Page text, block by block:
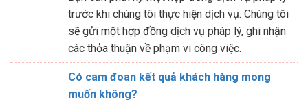
trước khi chúng tôi thực hiện dịch vụ. Chúng tôi
sẽ gửi một hợp đồng dịch vụ pháp lý, ghi nhận
các thỏa thuận về phạm vi công việc.
Có cam đoan kết quả khách hàng mong
muốn không?